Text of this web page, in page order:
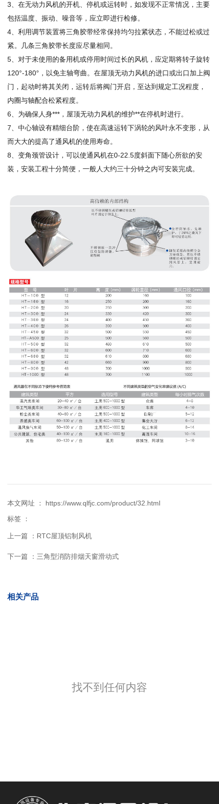
3、在无动力风机的开机、停机或运转时，如发现不正常情况，主要
包括温度、振动、噪音等，应立即进行检修。
4、利用调节装置将三角胶带经常保持均匀拉紧状态，不能过松或过
紧。几条三角胶带长度应尽量相同。
5、对于未使用的备用机或停用时间过长的风机，应定期将转子旋转
120°-180°，以免主轴弯曲。在屋顶无动力风机的进口或出口加上阀
门，起动时将其关闭，运转后将阀门开启，至达到规定工况程度，
内圈与轴配合松紧程度。
6、为确保人身***，屋顶无动力风机的维护**在停机时进行。
7、中心轴设有精细台阶，使在高速运转下涡轮的风叶永不变形，从
而大大的提高了通风机的使用寿命。
8、变角颈管设计，可以使通风机在0-22.5度斜面下随心所欲的安
装，安装工程十分简便，一般人大约三十分钟之内可安装完成。
本文网址 ： https://www.qlfjc.com/product/32.html
标签 ：
上一篇 ： RTC屋顶铝制风机
下一篇 ： 三角型消防排烟天窗滑动式
相关产品
找不到任何内容